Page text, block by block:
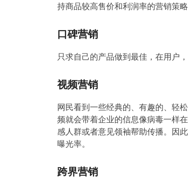
持商品较高售价和利润率的营销策略
口碑营销
只求自己的产品做到最佳，在用户
视频营销
网民看到一些经典的、有趣的、轻
频就会带着企业的信息像病毒一样
感人群或者意见领袖帮助传播。因
曝光率。
跨界营销